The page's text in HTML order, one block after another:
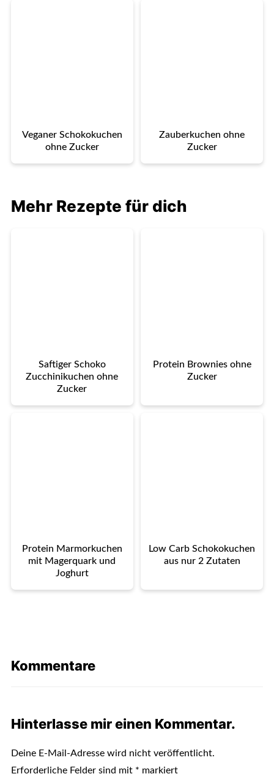
Veganer Schokokuchen
ohne Zucker
Zauberkuchen ohne
Zucker
Mehr Rezepte für dich
Saftiger Schoko
Zucchinikuchen ohne
Zucker
Protein Brownies ohne
Zucker
Protein Marmorkuchen
mit Magerquark und
Joghurt
Low Carb Schokokuchen
aus nur 2 Zutaten
Kommentare
Hinterlasse mir einen Kommentar.
Deine E-Mail-Adresse wird nicht veröffentlicht.
Erforderliche Felder sind mit * markiert